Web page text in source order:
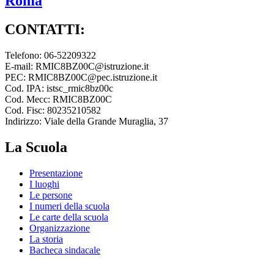
CONTATTI:
Telefono: 06-52209322
E-mail: RMIC8BZ00C@istruzione.it
PEC: RMIC8BZ00C@pec.istruzione.it
Cod. IPA: istsc_rmic8bz00c
Cod. Mecc: RMIC8BZ00C
Cod. Fisc: 80235210582
Indirizzo: Viale della Grande Muraglia, 37
La Scuola
Presentazione
I luoghi
Le persone
I numeri della scuola
Le carte della scuola
Organizzazione
La storia
Bacheca sindacale